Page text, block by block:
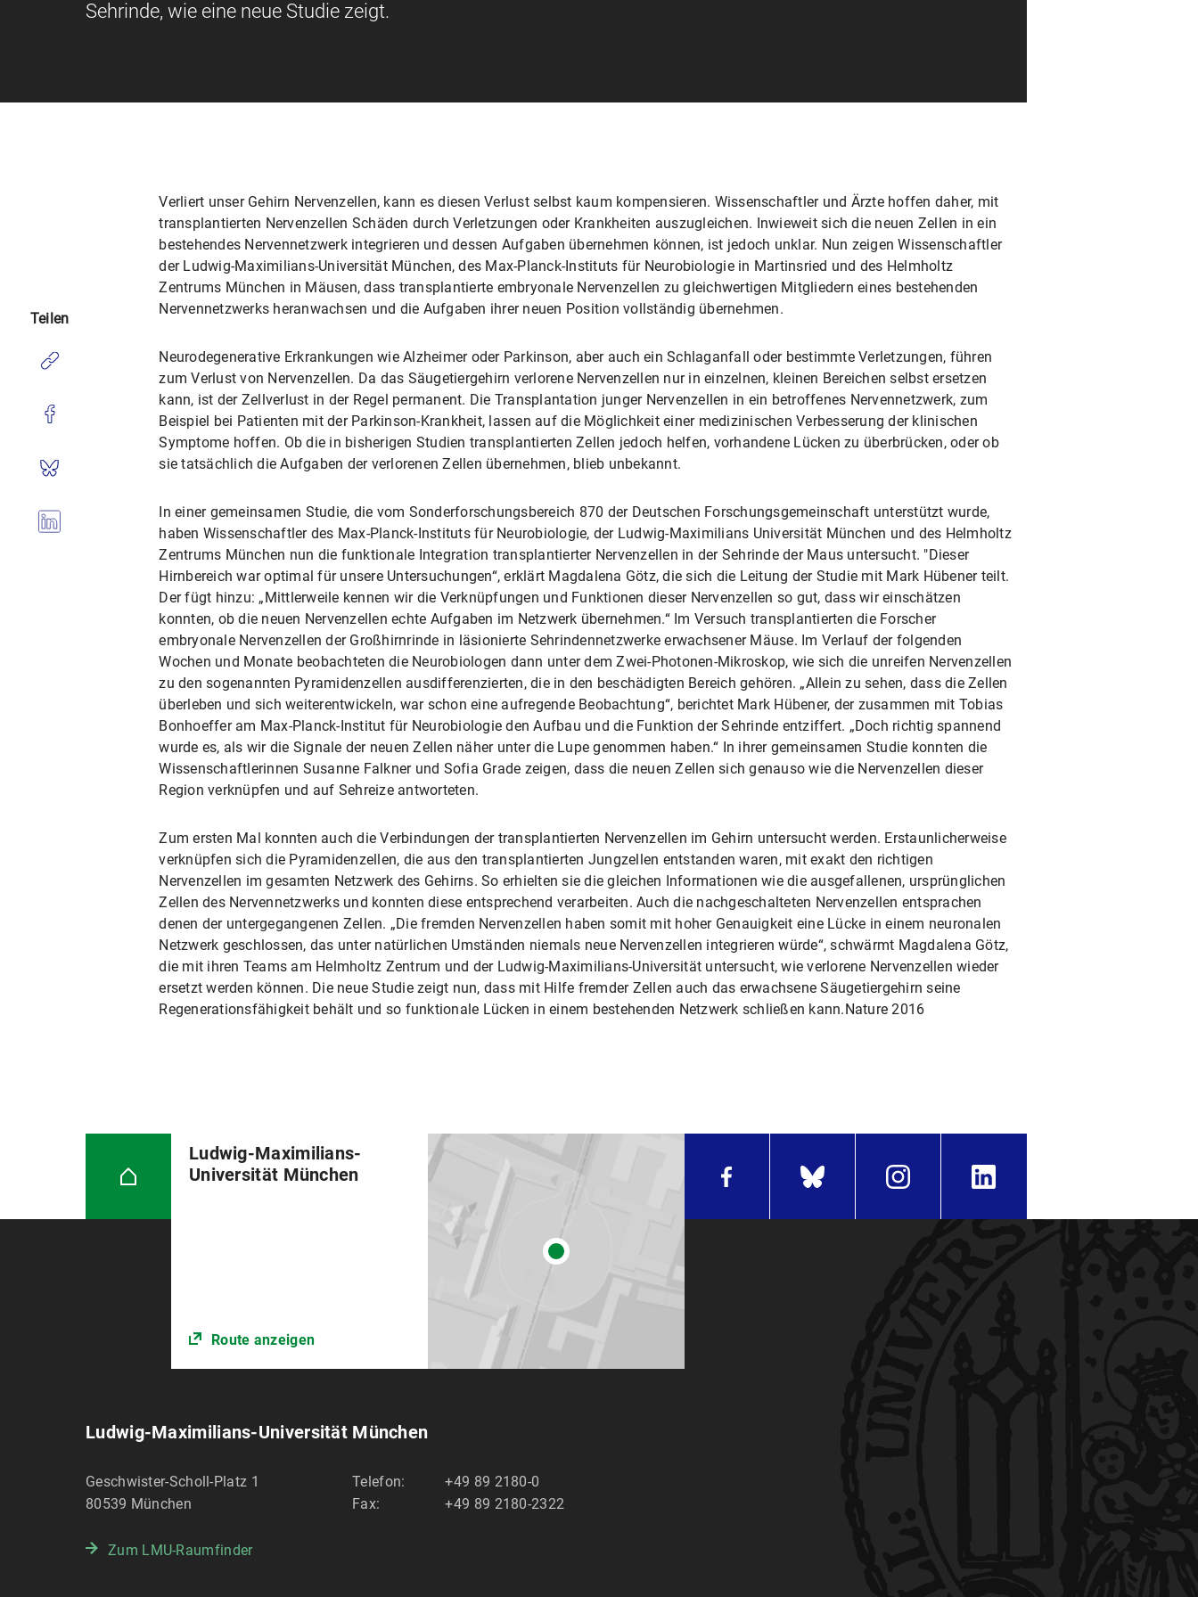
Sehrinde, wie eine neue Studie zeigt.
Verliert unser Gehirn Nervenzellen, kann es diesen Verlust selbst kaum kompensieren. Wissenschaftler und Ärzte hoffen daher, mit
transplantierten Nervenzellen Schäden durch Verletzungen oder Krankheiten auszugleichen. Inwieweit sich die neuen Zellen in ein
bestehendes Nervennetzwerk integrieren und dessen Aufgaben übernehmen können, ist jedoch unklar. Nun zeigen Wissenschaftler
der Ludwig-Maximilians-Universität München, des Max-Planck-Instituts für Neurobiologie in Martinsried und des Helmholtz
Zentrums München in Mäusen, dass transplantierte embryonale Nervenzellen zu gleichwertigen Mitgliedern eines bestehenden
Nervennetzwerks heranwachsen und die Aufgaben ihrer neuen Position vollständig übernehmen.
Neurodegenerative Erkrankungen wie Alzheimer oder Parkinson, aber auch ein Schlaganfall oder bestimmte Verletzungen, führen
zum Verlust von Nervenzellen. Da das Säugetiergehirn verlorene Nervenzellen nur in einzelnen, kleinen Bereichen selbst ersetzen
kann, ist der Zellverlust in der Regel permanent. Die Transplantation junger Nervenzellen in ein betroffenes Nervennetzwerk, zum
Beispiel bei Patienten mit der Parkinson-Krankheit, lassen auf die Möglichkeit einer medizinischen Verbesserung der klinischen
Symptome hoffen. Ob die in bisherigen Studien transplantierten Zellen jedoch helfen, vorhandene Lücken zu überbrücken, oder ob
sie tatsächlich die Aufgaben der verlorenen Zellen übernehmen, blieb unbekannt.
In einer gemeinsamen Studie, die vom Sonderforschungsbereich 870 der Deutschen Forschungsgemeinschaft unterstützt wurde,
haben Wissenschaftler des Max-Planck-Instituts für Neurobiologie, der Ludwig-Maximilians Universität München und des Helmholtz
Zentrums München nun die funktionale Integration transplantierter Nervenzellen in der Sehrinde der Maus untersucht. "Dieser
Hirnbereich war optimal für unsere Untersuchungen“, erklärt Magdalena Götz, die sich die Leitung der Studie mit Mark Hübener teilt.
Der fügt hinzu: „Mittlerweile kennen wir die Verknüpfungen und Funktionen dieser Nervenzellen so gut, dass wir einschätzen
konnten, ob die neuen Nervenzellen echte Aufgaben im Netzwerk übernehmen.“ Im Versuch transplantierten die Forscher
embryonale Nervenzellen der Großhirnrinde in läsionierte Sehrindennetzwerke erwachsener Mäuse. Im Verlauf der folgenden
Wochen und Monate beobachteten die Neurobiologen dann unter dem Zwei-Photonen-Mikroskop, wie sich die unreifen Nervenzellen
zu den sogenannten Pyramidenzellen ausdifferenzierten, die in den beschädigten Bereich gehören. „Allein zu sehen, dass die Zellen
überleben und sich weiterentwickeln, war schon eine aufregende Beobachtung“, berichtet Mark Hübener, der zusammen mit Tobias
Bonhoeffer am Max-Planck-Institut für Neurobiologie den Aufbau und die Funktion der Sehrinde entziffert. „Doch richtig spannend
wurde es, als wir die Signale der neuen Zellen näher unter die Lupe genommen haben.“ In ihrer gemeinsamen Studie konnten die
Wissenschaftlerinnen Susanne Falkner und Sofia Grade zeigen, dass die neuen Zellen sich genauso wie die Nervenzellen dieser
Region verknüpfen und auf Sehreize antworteten.
Zum ersten Mal konnten auch die Verbindungen der transplantierten Nervenzellen im Gehirn untersucht werden. Erstaunlicherweise
verknüpfen sich die Pyramidenzellen, die aus den transplantierten Jungzellen entstanden waren, mit exakt den richtigen
Nervenzellen im gesamten Netzwerk des Gehirns. So erhielten sie die gleichen Informationen wie die ausgefallenen, ursprünglichen
Zellen des Nervennetzwerks und konnten diese entsprechend verarbeiten. Auch die nachgeschalteten Nervenzellen entsprachen
denen der untergegangenen Zellen. „Die fremden Nervenzellen haben somit mit hoher Genauigkeit eine Lücke in einem neuronalen
Netzwerk geschlossen, das unter natürlichen Umständen niemals neue Nervenzellen integrieren würde“, schwärmt Magdalena Götz,
die mit ihren Teams am Helmholtz Zentrum und der Ludwig-Maximilians-Universität untersucht, wie verlorene Nervenzellen wieder
ersetzt werden können. Die neue Studie zeigt nun, dass mit Hilfe fremder Zellen auch das erwachsene Säugetiergehirn seine
Regenerationsfähigkeit behält und so funktionale Lücken in einem bestehenden Netzwerk schließen kann.Nature 2016
Teilen
Ludwig-Maximilians-
Universität München
Route anzeigen
Ludwig-Maximilians-Universität München
Geschwister-Scholl-Platz 1
80539 München
Telefon:
+49 89 2180-0
Fax:
+49 89 2180-2322
Zum LMU-Raumfinder